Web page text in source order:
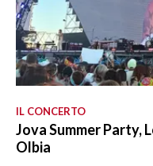
IL CONCERTO
Jova Summer Party,
Olbia